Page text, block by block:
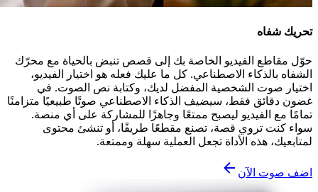
تحريك شفاه
حوّل مقاطع الفيديو الخاصة بك إلى قصص تنبض بالحياة مع محرّك
الشفاه بالذكاء الاصطناعي. كل ما عليك فعله هو اختيار الفيديو،
اختيار صوت الشخصية المفضل لديك، وكتابة نص الصوت. في
غضون دقائق فقط، سيضيف الذكاء الاصطناعي صوتًا طبيعيًا متزامنًا
تمامًا مع الفيديو ليصبح ممتعًا وجاهزًا للمشاركة على أي منصة.
سواء كنت تروي قصة، تصنع مقطعًا طريفًا، أو تنشئ محتوى
لمتابعيك، هذه الأداة تجعل العملية سهلة وممتعة.
اضف صوت الآن